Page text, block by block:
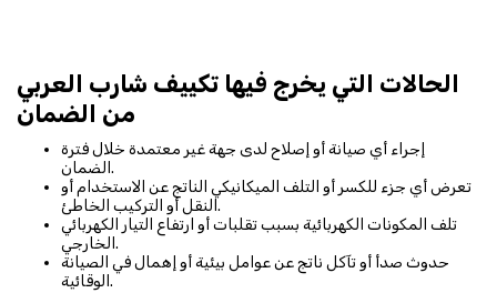
الحالات التي يخرج فيها تكييف شارب العربي
من الضمان
إجراء أي صيانة أو إصلاح لدى جهة غير معتمدة خلال فترة
الضمان.
تعرض أي جزء للكسر أو التلف الميكانيكي الناتج عن الاستخدام أو
النقل أو التركيب الخاطئ.
تلف المكونات الكهربائية بسبب تقلبات أو ارتفاع التيار الكهربائي
الخارجي.
حدوث صدأ أو تآكل ناتج عن عوامل بيئية أو إهمال في الصيانة
الوقائية.